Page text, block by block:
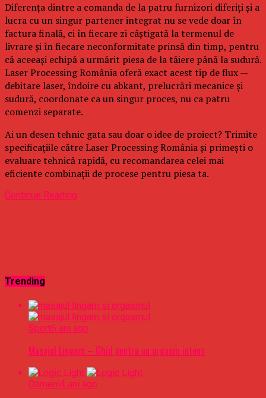
Diferența dintre a comanda de la patru furnizori diferiți și a
lucra cu un singur partener integrat nu se vede doar în
factura finală, ci în fiecare zi câștigată la termenul de
livrare și în fiecare neconformitate prinsă din timp, pentru
că aceeași echipă a urmărit piesa de la tăiere până la sudură.
Laser Processing România oferă exact acest tip de flux —
debitare laser, îndoire cu abkant, prelucrări mecanice și
sudură, coordonate ca un singur proces, nu ca patru
comenzi separate.
Ai un desen tehnic gata sau doar o idee de proiect? Trimite
specificațiile către Laser Processing România și primești o
evaluare tehnică rapidă, cu recomandarea celei mai
eficiente combinații de procese pentru piesa ta.
Continue Reading
Trending
Sport6 ani ago
Masajul Lingam – Ghid pentru un orgasm intens
Oameni4 ani ago